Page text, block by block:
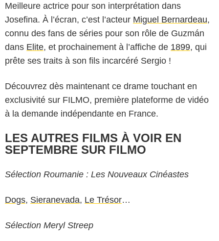
Meilleure actrice pour son interprétation dans
Josefina. À l’écran, c’est l’acteur Miguel Bernardeau,
connu des fans de séries pour son rôle de Guzmán
dans Elite, et prochainement à l’affiche de 1899, qui
prête ses traits à son fils incarcéré Sergio !
Découvrez dès maintenant ce drame touchant en
exclusivité sur FILMO, première plateforme de vidéo
à la demande indépendante en France.
LES AUTRES FILMS À VOIR EN
SEPTEMBRE SUR FILMO
Sélection Roumanie : Les Nouveaux Cinéastes
Dogs, Sieranevada, Le Trésor…
Sélection Meryl Streep